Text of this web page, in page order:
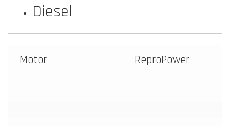
Diesel
Motor ReproPower